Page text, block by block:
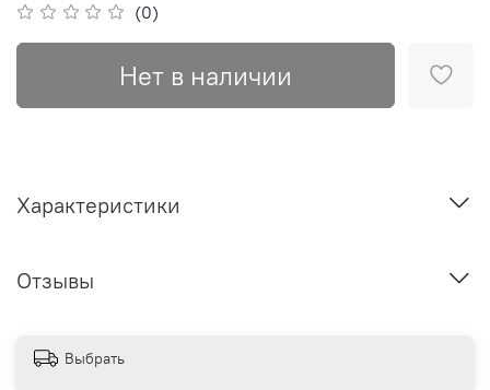
(0)
Нет в наличии
Характеристики
Отзывы
Выбрать